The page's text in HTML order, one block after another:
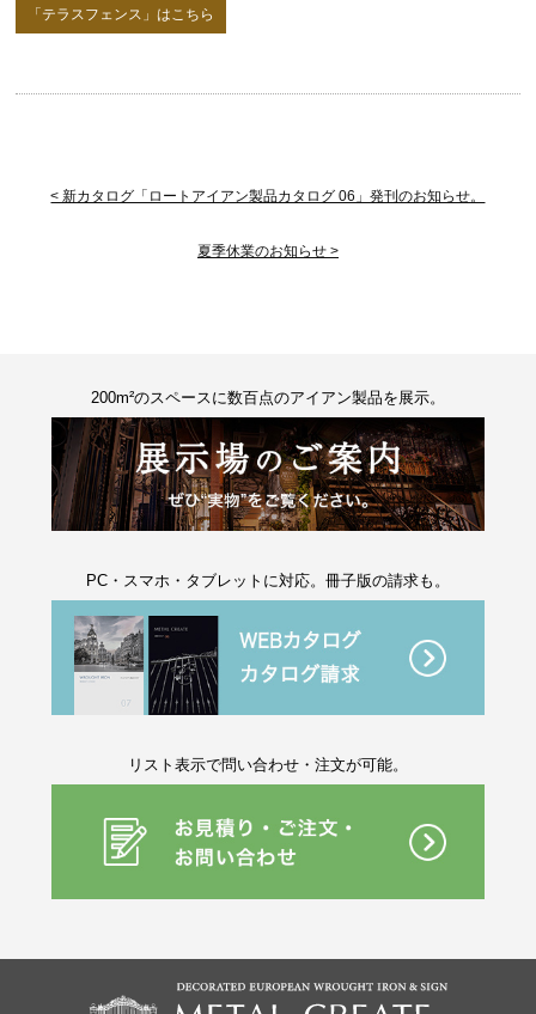
「テラスフェンス」はこちら
< 新カタログ「ロートアイアン製品カタログ 06」発刊のお知らせ。
夏季休業のお知らせ >
200m²のスペースに数百点のアイアン製品を展示。
PC・スマホ・タブレットに対応。冊子版の請求も。
リスト表示で問い合わせ・注文が可能。